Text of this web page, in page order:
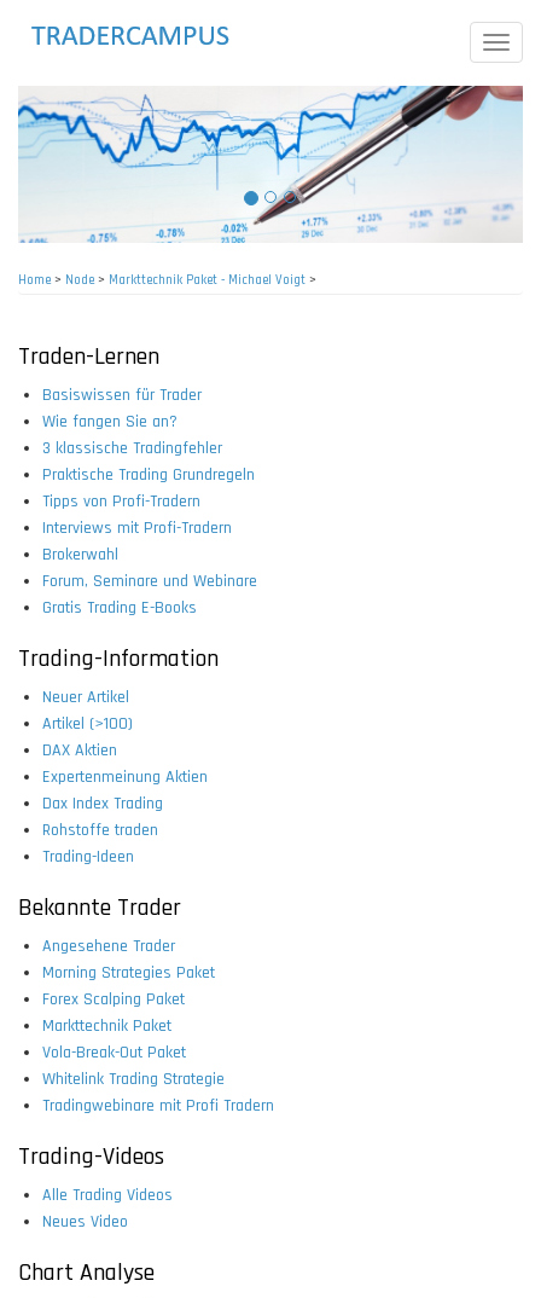
content
Toggle
Home> Node> Markttechnik Paket - Michael Voigt >
Traden-Lernen
Basiswissen für Trader
Wie fangen Sie an?
3 klassische Tradingfehler
Praktische Trading Grundregeln
Tipps von Profi-Tradern
Interviews mit Profi-Tradern
Brokerwahl
Forum, Seminare und Webinare
Gratis Trading E-Books
Trading-Information
Neuer Artikel
Artikel (>100)
DAX Aktien
Expertenmeinung Aktien
Dax Index Trading
Rohstoffe traden
Trading-Ideen
Bekannte Trader
Angesehene Trader
Morning Strategies Paket
Forex Scalping Paket
Markttechnik Paket
Vola-Break-Out Paket
Whitelink Trading Strategie
Tradingwebinare mit Profi Tradern
Trading-Videos
Alle Trading Videos
Neues Video
Chart Analyse